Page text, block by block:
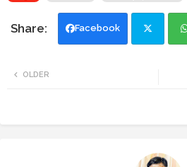
Facebook
OLDER